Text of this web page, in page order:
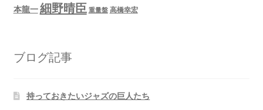
本龍一細野晴臣 重量盤 高橋幸宏
ブログ記事
持っておきたいジャズの巨人たち